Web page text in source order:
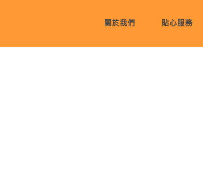
關於我們 貼心服務